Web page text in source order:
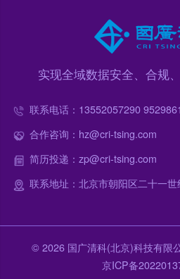
实现全域数据安全、合规
联系电话：13552057290 9529861
合作咨询：hz@cri-tsing.com
简历投递：zp@cri-tsing.com
联系地址：北京市朝阳区二十一世
© 2026 国广清科(北京)科技有限
京ICP备